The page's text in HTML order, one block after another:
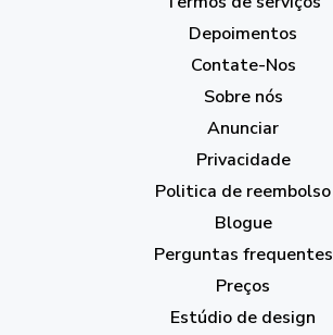
Depoimentos
Contate-Nos
Sobre nós
Anunciar
Privacidade
Politica de reembolso
Blogue
Perguntas frequentes
Preços
Estúdio de design